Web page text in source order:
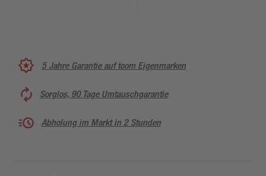
5 Jahre Garantie auf toom Eigenmarken
Sorglos, 90 Tage Umtauschgarantie
Abholung im Markt in 2 Stunden